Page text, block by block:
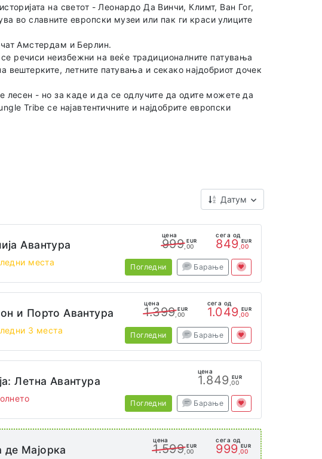
на светот - Леонардо Да Винчи, Климт, Ван Гог,
во славните европски музеи или пак ги краси улиците
Амстердам и Берлин.
речиси неизбежни на веќе традиционалните патувања
летните патувања и секако најдобриот дочек
лесен - но за каде и да се одлучите да одите можете да
Tribe се најавтентичните и најдобрите европски
Датум
Авантура
места
цена
999 EUR
,00
сега од
849 EUR
,00
Погледни Барање
и Порто Авантура
3 места
цена
1.399 EUR
,00
сега од
1.049 EUR
,00
Погледни Барање
Летна Авантура
цена
1.849 EUR
,00
Погледни Барање
де Мајорка
цена
1.599 EUR
,00
сега од
999 EUR
,00